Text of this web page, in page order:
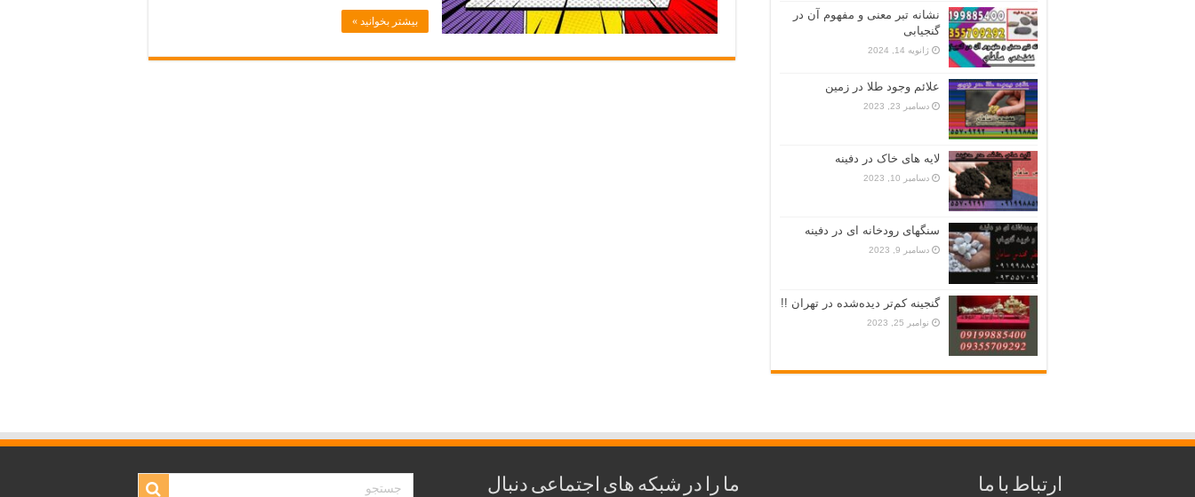
بیشتر بخوانید »
نشانه تبر معنی و مفهوم آن در
گنجیابی
ژانویه 14, 2024
علائم وجود طلا در زمین
دسامبر 23, 2023
لایه های خاک در دفینه
دسامبر 10, 2023
سنگهای رودخانه ای در دفینه
دسامبر 9, 2023
گنجینه کم‌تر دیده‌شده در تهران !!
نوامبر 25, 2023
ارتباط با ما ما را در شبکه های اجتماعی دنبال